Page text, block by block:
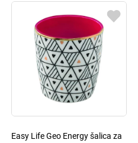
Easy Life Geo Energy šalica za